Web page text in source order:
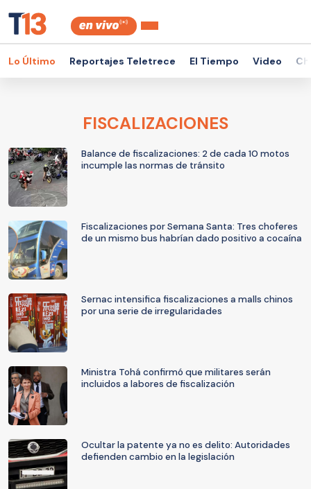
Lo Último Reportajes Teletrece El Tiempo Video
FISCALIZACIONES
Balance de fiscalizaciones: 2 de cada 10 motos
incumple las normas de tránsito
Fiscalizaciones por Semana Santa: Tres choferes
de un mismo bus habrían dado positivo a cocaína
Sernac intensifica fiscalizaciones a malls chinos
por una serie de irregularidades
Ministra Tohá confirmó que militares serán
incluidos a labores de fiscalización
Ocultar la patente ya no es delito: Autoridades
defienden cambio en la legislación